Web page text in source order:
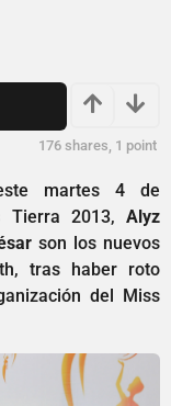
176 shares, 1 point
martes 4 de
Tierra 2013, Alyz
son los nuevos
tras haber roto
del Miss